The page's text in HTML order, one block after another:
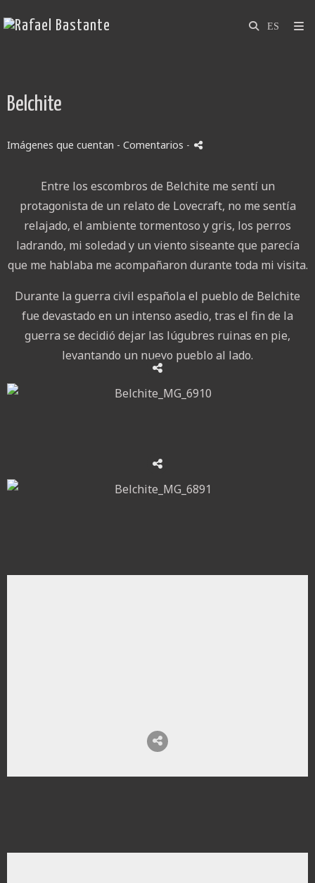
Belchite
Imágenes que cuentan - Comentarios -
Entre los escombros de Belchite me sentí un
protagonista de un relato de Lovecraft, no me sentía
relajado, el ambiente tormentoso y gris, los perros
ladrando, mi soledad y un viento siseante que parecía
que me hablaba me acompañaron durante toda mi visita.
Durante la guerra civil española el pueblo de Belchite
fue devastado en un intenso asedio, tras el fin de la
guerra se decidió dejar las lúgubres ruinas en pie,
levantando un nuevo pueblo al lado.